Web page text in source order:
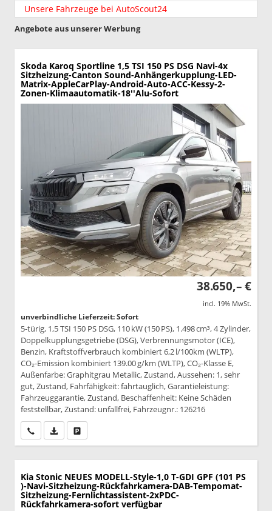
Unsere Fahrzeuge bei AutoScout24
Angebote aus unserer Werbung
Skoda Karoq Sportline 1,5 TSI 150 PS DSG Navi-4x
Sitzheizung-Canton Sound-Anhängerkupplung-LED-
Matrix-AppleCarPlay-Android-Auto-ACC-Kessy-2-
Zonen-Klimaautomatik-18''Alu-Sofort
38.650,– €
incl. 19% MwSt.
unverbindliche Lieferzeit: Sofort
5-türig, 1,5 TSI 150 PS DSG, 110 kW (150 PS), 1.498 cm³, 4 Zylinder,
Doppelkupplungsgetriebe (DSG), Verbrennungsmotor (ICE),
Benzin, Kraftstoffverbrauch kombiniert 6,2 l/100km (WLTP),
CO₂-Emission kombiniert 139.00 g/km (WLTP), CO₂-Klasse E,
Außenfarbe: Graphitgrau Metallic, Zustand, Aussehen: 1, sehr
gut, Zustand, Fahrfähigkeit: fahrtauglich, Garantieleistung:
Fahrzeuggarantie, Zustand, Beschaffenheit: Keine Schäden
feststellbar, Zustand: unfallfrei, Fahrzeugnr.: 126216
Wir rufen Sie anPDF-Datei, Fahrzeugexposé drucken
Kia Stonic NEUES MODELL-Style-1,0 T-GDI GPF (101 PS
)-Navi-Sitzheizung-Rückfahrkamera-DAB-Tempomat-
Sitzheizung-Fernlichtassistent-2xPDC-
Rückfahrkamera-sofort verfügbar